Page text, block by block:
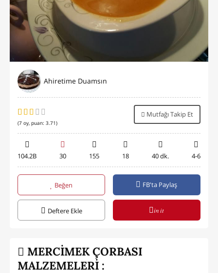
Ahiretime Duamsın
(7 oy, puan: 3.71)
Mutfağı Takip Et
104.2B 30 155 18 40 dk. 4-6
Beğen FB'ta Paylaş
Deftere Ekle in it
MERCİMEK ÇORBASI
MALZEMELERİ :